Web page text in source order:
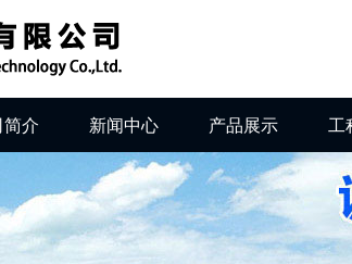
简介 新闻中心 产品展示 工